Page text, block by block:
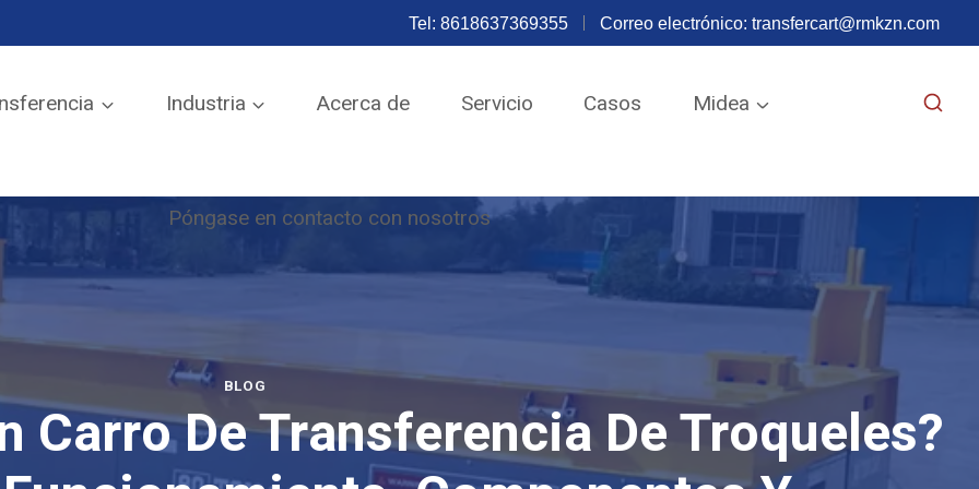
Tel: 8618637369355 Correo electrónico: transfercart@rmkzn.com
Industria Acerca de Servicio Casos Midea
Póngase en contacto con nosotros
BLOG
Carro De Transferencia De Troqueles?